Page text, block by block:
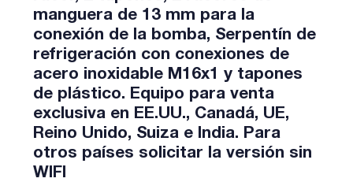
manguera de 13 mm para la
conexión de la bomba, Serpentín de
refrigeración con conexiones de
acero inoxidable M16x1 y tapones
de plástico. Equipo para venta
exclusiva en EE.UU., Canadá, UE,
Reino Unido, Suiza e India. Para
otros países solicitar la versión sin
WIFI